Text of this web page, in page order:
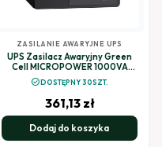
ZASILANIE AWARYJNE UPS
UPS Zasilacz Awaryjny Green
Cell MICROPOWER 1000VA
check_circleDOSTĘPNY 30SZT.
361,13 zł
Dodaj do koszyka